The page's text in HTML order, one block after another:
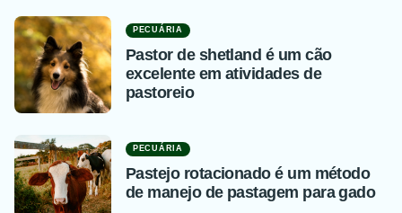
PECUÁRIA
Pastor de shetland é um cão
excelente em atividades de
pastoreio
PECUÁRIA
Pastejo rotacionado é um método
de manejo de pastagem para gado